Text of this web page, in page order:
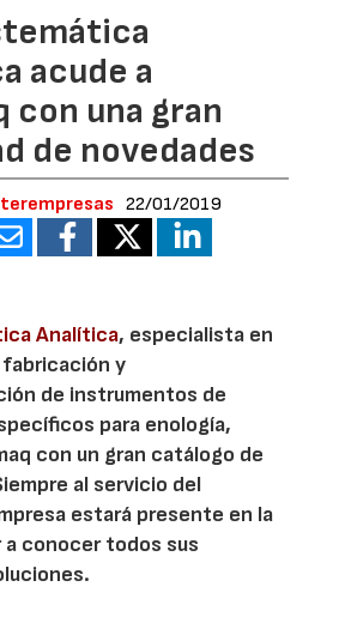
acude a
con una gran
de novedades
22/01/2019
Analítica, especialista en
y
de instrumentos de
para enología,
con un gran catálogo de
al servicio del
estará presente en la
a conocer todos sus